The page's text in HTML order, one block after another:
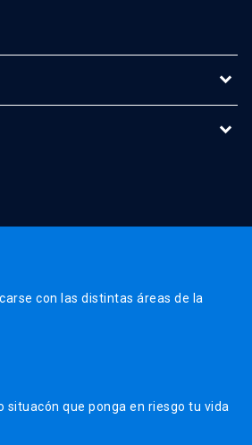
con las distintas áreas de la
situacón que ponga en riesgo tu vida